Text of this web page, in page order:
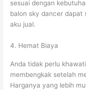
sesuai dengan
balon sky dancer dapat
aku jual.
4. Hemat Biaya
Anda tidak perlu
membengkak setelah
Harganya yang lebih